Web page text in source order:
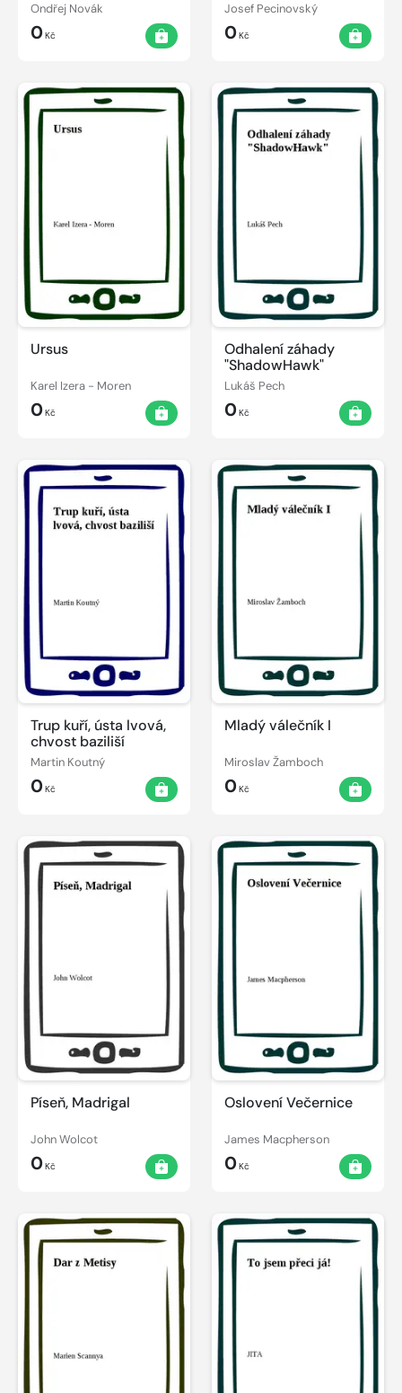
Ondřej Novák
0Kč
Josef Pecinovský
0Kč
Ursus
Karel Izera - Moren
0Kč
Odhalení záhady
"ShadowHawk"
Lukáš Pech
0Kč
Trup kuří, ústa lvová,
chvost baziliší
Martin Koutný
0Kč
Mladý válečník I
Miroslav Žamboch
0Kč
Píseň, Madrigal
John Wolcot
0Kč
Oslovení Večernice
James Macpherson
0Kč